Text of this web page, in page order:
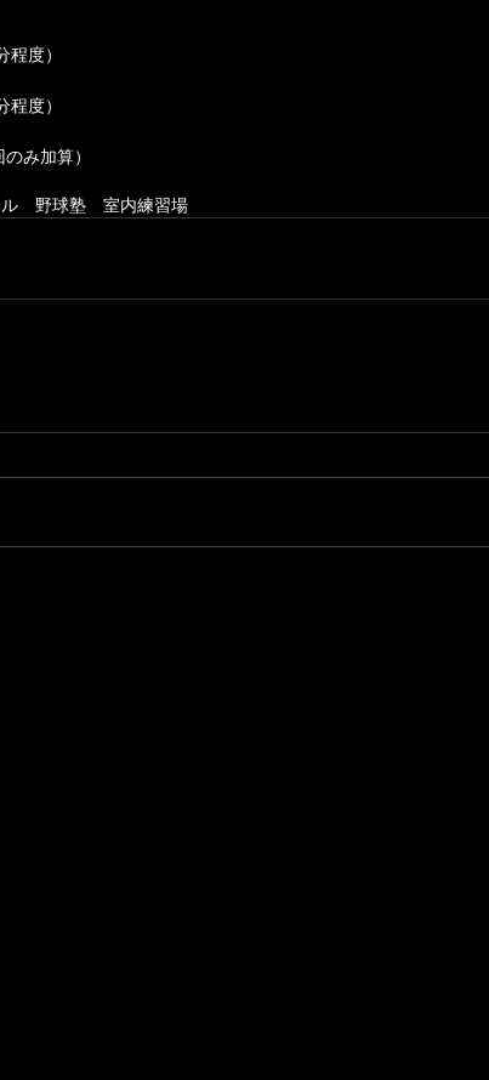
程度）
程度）
み加算）
ル 野球塾 室内練習場